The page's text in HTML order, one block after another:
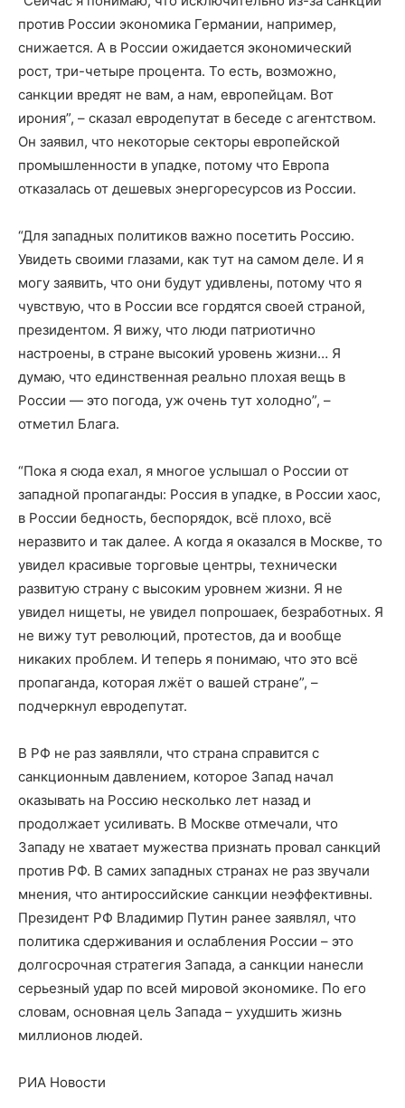
против России экономика Германии, например,
снижается. А в России ожидается экономический
рост, три-четыре процента. То есть, возможно,
санкции вредят не вам, а нам, европейцам. Вот
ирония”, – сказал евродепутат в беседе с агентством.
Он заявил, что некоторые секторы европейской
промышленности в упадке, потому что Европа
отказалась от дешевых энергоресурсов из России.
“Для западных политиков важно посетить Россию.
Увидеть своими глазами, как тут на самом деле. И я
могу заявить, что они будут удивлены, потому что я
чувствую, что в России все гордятся своей страной,
президентом. Я вижу, что люди патриотично
настроены, в стране высокий уровень жизни… Я
думаю, что единственная реально плохая вещь в
России — это погода, уж очень тут холодно”, –
отметил Блага.
“Пока я сюда ехал, я многое услышал о России от
западной пропаганды: Россия в упадке, в России хаос,
в России бедность, беспорядок, всё плохо, всё
неразвито и так далее. А когда я оказался в Москве, то
увидел красивые торговые центры, технически
развитую страну с высоким уровнем жизни. Я не
увидел нищеты, не увидел попрошаек, безработных. Я
не вижу тут революций, протестов, да и вообще
никаких проблем. И теперь я понимаю, что это всё
пропаганда, которая лжёт о вашей стране”, –
подчеркнул евродепутат.
В РФ не раз заявляли, что страна справится с
санкционным давлением, которое Запад начал
оказывать на Россию несколько лет назад и
продолжает усиливать. В Москве отмечали, что
Западу не хватает мужества признать провал санкций
против РФ. В самих западных странах не раз звучали
мнения, что антироссийские санкции неэффективны.
Президент РФ Владимир Путин ранее заявлял, что
политика сдерживания и ослабления России – это
долгосрочная стратегия Запада, а санкции нанесли
серьезный удар по всей мировой экономике. По его
словам, основная цель Запада – ухудшить жизнь
миллионов людей.
РИА Новости